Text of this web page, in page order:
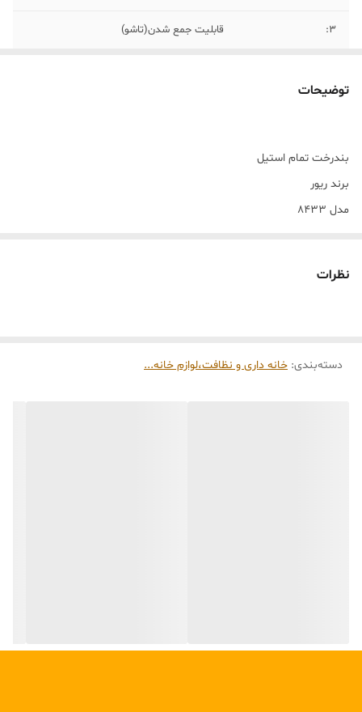
۳: قابلیت جمع شدن(تاشو)
توضیحات
بندرخت تمام استیل
برند ریور
مدل ۸۴۳۳
دارای گیره نگه دارنده جوراب
نظرات
دسته‌بندی: خانه داری و نظافت،لوازم خانه...